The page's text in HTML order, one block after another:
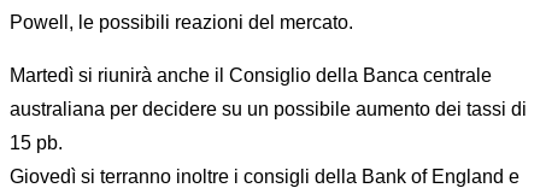
Powell, le possibili reazioni del mercato.
Martedì si riunirà anche il Consiglio della Banca centrale
australiana per decidere su un possibile aumento dei tassi di
15 pb.
Giovedì si terranno inoltre i consigli della Bank of England e